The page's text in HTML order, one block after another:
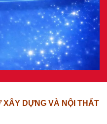
DỰNG VÀ NỘI THẤT